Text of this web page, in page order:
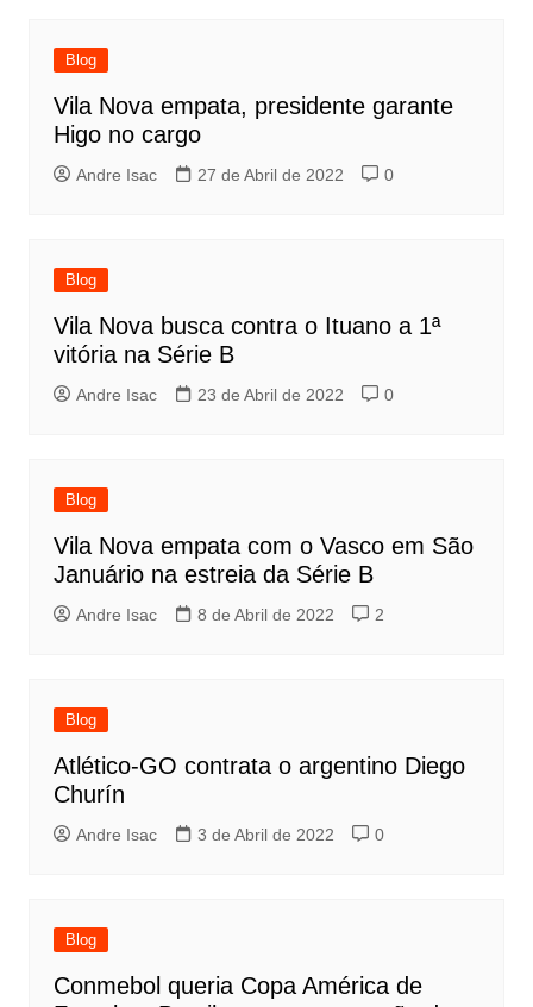
Blog
Vila Nova empata, presidente garante
Higo no cargo
Andre Isac 27 de Abril de 2022 0
Blog
Vila Nova busca contra o Ituano a 1ª
vitória na Série B
Andre Isac 23 de Abril de 2022 0
Blog
Vila Nova empata com o Vasco em São
Januário na estreia da Série B
Andre Isac 8 de Abril de 2022 2
Blog
Atlético-GO contrata o argentino Diego
Churín
Andre Isac 3 de Abril de 2022 0
Blog
Conmebol queria Copa América de